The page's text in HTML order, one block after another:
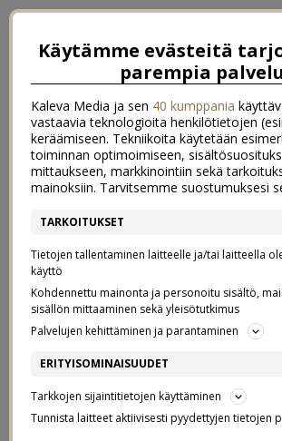
Gluteenitonta leivontaa
27.11.2016
Ensimmäinen adventti! Tänään kaivetaan
sunnuntaielon taustalla soi Jouluradio. Mutta
kaikessa on tuo valkoinen puuterikerros, joka
Käytämme evästeitä
parempia
Kaleva Media ja sen 40 kumppania
vastaavia teknologioita henkilötietojen
keräämiseen. Tekniikoita käytetään
toiminnan optimoimiseen,
mittaukseen, markkinointiin sekä
mainoksiin. Tarvitsemme suostumuksesi
TARKOITUKSET
Tietojen tallentaminen laitteelle ja/tai laitteella
käyttö
Kohdennettu mainonta ja personoitu sisältö,
sisällön mittaaminen sekä yleisötutkimus
Palvelujen kehittäminen ja parantaminen
ERITYISOMINAISUUDET
Tarkkojen sijaintitietojen käyttäminen
Tunnista laitteet aktiivisesti pyydettyjen tietojen